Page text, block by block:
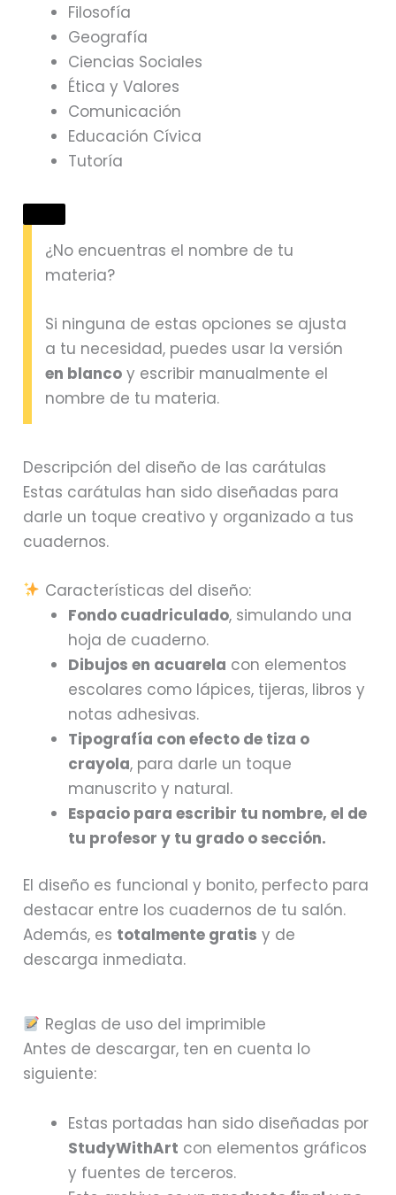
Filosofía
Geografía
Ciencias Sociales
Ética y Valores
Comunicación
Educación Cívica
Tutoría
¿No encuentras el nombre de tu
materia?
Si ninguna de estas opciones se ajusta
a tu necesidad, puedes usar la versión
en blanco y escribir manualmente el
nombre de tu materia.
Descripción del diseño de las carátulas
Estas carátulas han sido diseñadas para
darle un toque creativo y organizado a tus
cuadernos.
Características del diseño:
Fondo cuadriculado, simulando una
hoja de cuaderno.
Dibujos en acuarela con elementos
escolares como lápices, tijeras, libros y
notas adhesivas.
Tipografía con efecto de tiza o
crayola, para darle un toque
manuscrito y natural.
Espacio para escribir tu nombre, el de
tu profesor y tu grado o sección.
El diseño es funcional y bonito, perfecto para
destacar entre los cuadernos de tu salón.
Además, es totalmente gratis y de
descarga inmediata.
Reglas de uso del imprimible
Antes de descargar, ten en cuenta lo
siguiente:
Estas portadas han sido diseñadas por
StudyWithArt con elementos gráficos
y fuentes de terceros.